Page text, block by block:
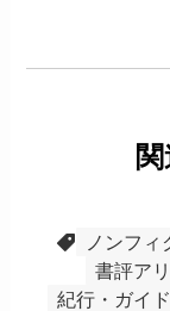
ノンフィ
書評アリ
紀行・ガイド